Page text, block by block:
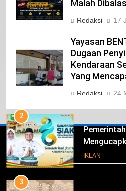
Malah
Redaksi 17
Yayasan
Dugaan
Kendaraan
Yang
Redaksi 24
Iklan
CALON
DKI
IKLAN
1
Pimpinan
Kabupaten
IKLAN
2
26
IKLAN
3